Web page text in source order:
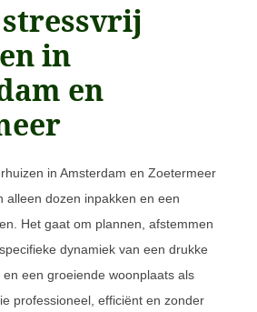
in
en
in Amsterdam en Zoetermeer
alleen dozen inpakken en een
Het gaat om plannen, afstemmen
dynamiek van een drukke
een groeiende woonplaats als
professioneel, efficiënt en zonder